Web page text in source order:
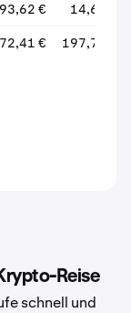
€ 14,66 €
72,41 € 197,78 €
Reise
schnell und